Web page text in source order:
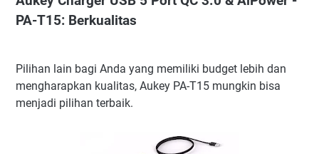
PA-T15: Berkualitas
Pilihan lain bagi Anda yang memiliki budget lebih dan
mengharapkan kualitas, Aukey PA-T15 mungkin bisa
menjadi pilihan terbaik.